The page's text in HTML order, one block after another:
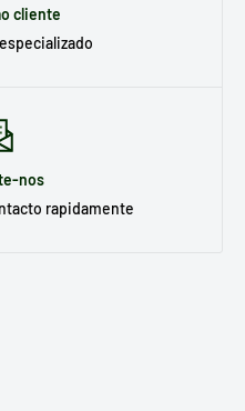
cliente
nos
rapidamente